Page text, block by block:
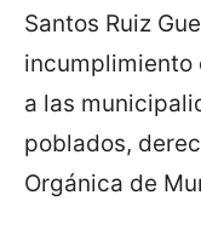
Santos Ruiz
incumplimiento
a las
poblados,
Orgánica de